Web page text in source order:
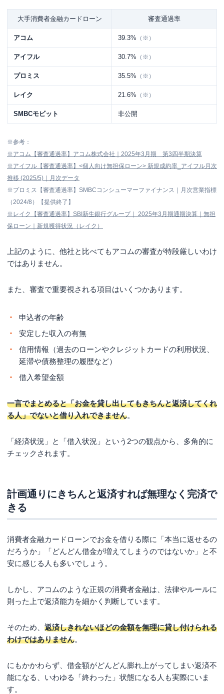
大手消費者金融カードローン 審査通過率
アコム 39.3% （※）
アイフル 30.7% （※）
プロミス 35.5% （※）
レイク 21.6% （※）
SMBCモビット 非公開
※参考：
※アコム【審査通過率】アコム株式会社｜2025年3月期 第3四半期決算
※アイフル【審査通過率】<個人向け無担保ローン> 新規成約率_アイフル月次
推移 (2025/5)｜月次データ
※プロミス【審査通過率】SMBCコンシューマーファイナンス｜月次営業指標
（2024/8）【提供終了】
※ レイク【審査通過率】SBI新生銀行グループ｜ 2025年3月期通期決算｜無担
保ローン｜新規獲得状況（レイク）
上記のように、他社と比べてもアコムの審査が特段厳しいわけ
ではありません。
また、審査で重要視される項目はいくつかあります。
申込者の年齢
安定した収入の有無
信用情報（過去のローンやクレジットカードの利用状況、
延滞や債務整理の履歴など）
借入希望金額
一言でまとめると「お金を貸し出してもきちんと返済してくれ
る人」でないと借り入れできません。
「経済状況」と「借入状況」という2つの観点から、多角的に
チェックされます。
計画通りにきちんと返済すれば無理なく完済で
きる
消費者金融カードローンでお金を借りる際に「本当に返せるの
だろうか」「どんどん借金が増えてしまうのではないか」と不
安に感じる人も多いでしょう。
しかし、アコムのような正規の消費者金融は、法律やルールに
則った上で返済能力を細かく判断しています。
そのため、 返済しきれないほどの金額を無理に貸し付けられる
わけではありません。
にもかかわらず、借金額がどんどん膨れ上がってしまい返済不
能になる、いわゆる「終わった」状態になる人も実際にいま
す。